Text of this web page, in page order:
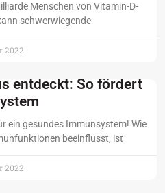
Menschen von Vitamin-D-
schwerwiegende
2022
entdeckt: So fördert
ein gesundes Immunsystem! Wie
beeinflusst, ist
2022